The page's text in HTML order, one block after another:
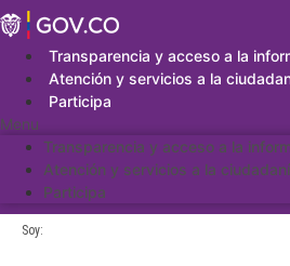
Saltar
al
contenidoTransparencia y acceso a la
Atención y servicios a la
Participa
Menu
Transparencia y acceso a la
Atención y servicios a la
Participa
Soy: